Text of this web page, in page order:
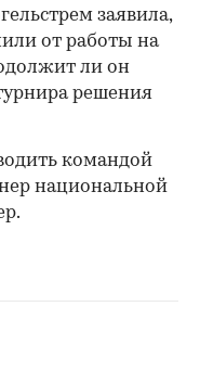
заявила,
от работы на
ли он
решения
командой
национальной